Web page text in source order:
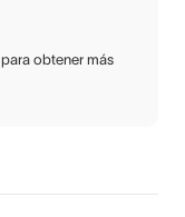
para obtener más